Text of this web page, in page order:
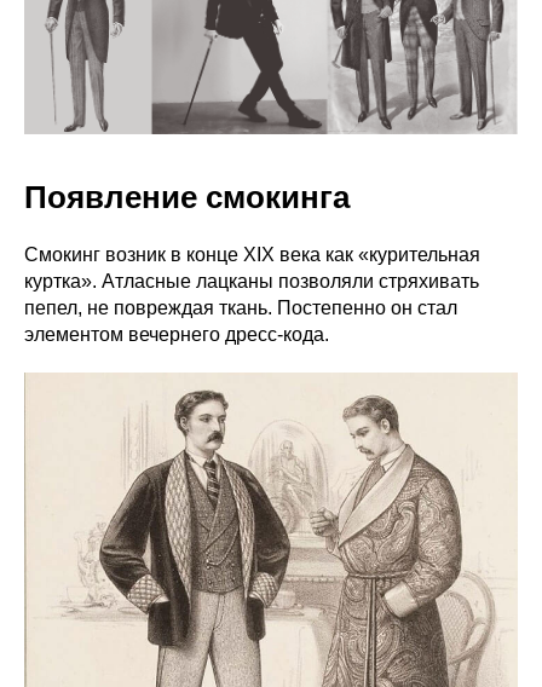
Появление смокинга
Смокинг возник в конце XIX века как «курительная
куртка». Атласные лацканы позволяли стряхивать
пепел, не повреждая ткань. Постепенно он стал
элементом вечернего дресс-кода.